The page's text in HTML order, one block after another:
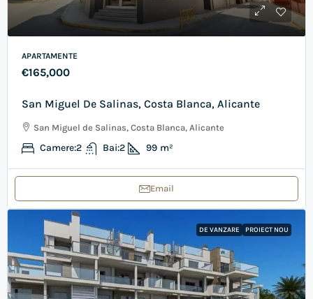
APARTAMENTE
€165,000
San Miguel De Salinas, Costa Blanca, Alicante
San Miguel de Salinas, Costa Blanca, Alicante
Camere:2 Bai:2 99 m²
Email
DE VANZARE PROIECT NOU